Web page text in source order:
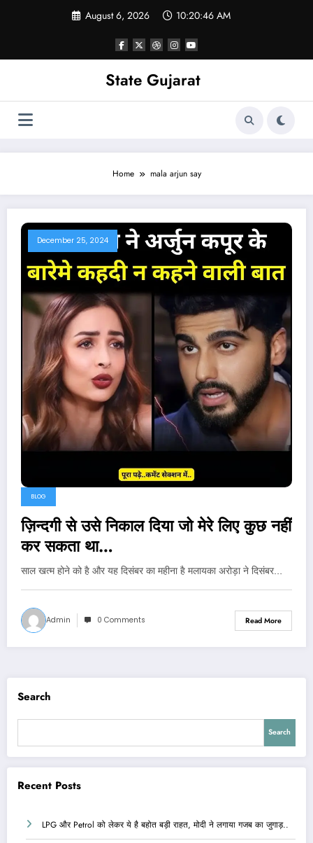
August 6, 2026 10:20:47 AM
State Gujarat
Home mala arjun say
December 25, 2024
BLOG
ज़िन्दगी से उसे निकाल दिया जो मेरे लिए कुछ नहीं
कर सकता था…
साल खत्म होने को है और यह दिसंबर का महीना है मलायका अरोड़ा ने दिसंबर…
Admin 0 Comments Read More
Search
Search
Recent Posts
LPG और Petrol को लेकर ये है बहोत बड़ी राहत, मोदी ने लगाया गजब का जुगाड़..